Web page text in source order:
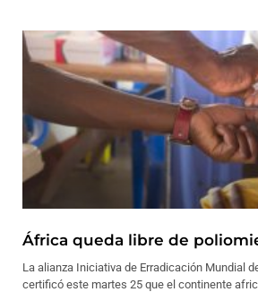
África queda libre de
La alianza Iniciativa de Erradicación Mundial
certificó este martes 25 que el continente